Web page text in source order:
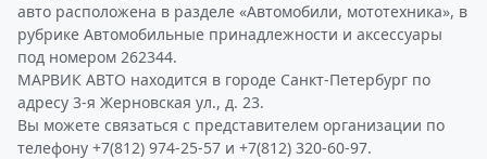
авто расположена в разделе «Автомобили, мототехника», в
рубрике Автомобильные принадлежности и аксессуары
под номером 262344.
МАРВИК АВТО находится в городе Санкт-Петербург по
адресу 3-я Жерновская ул., д. 23.
Вы можете связаться с представителем организации по
телефону +7(812) 974-25-57 и +7(812) 320-60-97.